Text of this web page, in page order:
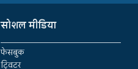
सोशल मीडिया
फेसबुक
ट्विटर